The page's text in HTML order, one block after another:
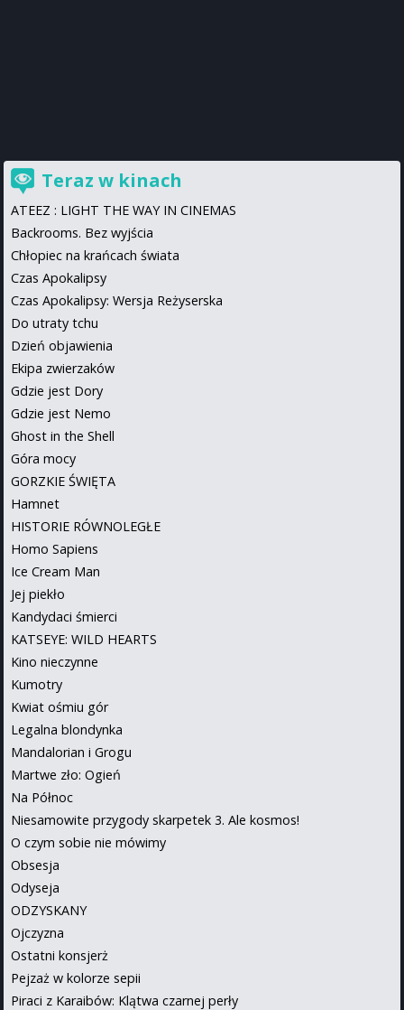
Teraz w kinach
ATEEZ : LIGHT THE WAY IN CINEMAS
Backrooms. Bez wyjścia
Chłopiec na krańcach świata
Czas Apokalipsy
Czas Apokalipsy: Wersja Reżyserska
Do utraty tchu
Dzień objawienia
Ekipa zwierzaków
Gdzie jest Dory
Gdzie jest Nemo
Ghost in the Shell
Góra mocy
GORZKIE ŚWIĘTA
Hamnet
HISTORIE RÓWNOLEGŁE
Homo Sapiens
Ice Cream Man
Jej piekło
Kandydaci śmierci
KATSEYE: WILD HEARTS
Kino nieczynne
Kumotry
Kwiat ośmiu gór
Legalna blondynka
Mandalorian i Grogu
Martwe zło: Ogień
Na Północ
Niesamowite przygody skarpetek 3. Ale kosmos!
O czym sobie nie mówimy
Obsesja
Odyseja
ODZYSKANY
Ojczyzna
Ostatni konsjerż
Pejzaż w kolorze sepii
Piraci z Karaibów: Klątwa czarnej perły